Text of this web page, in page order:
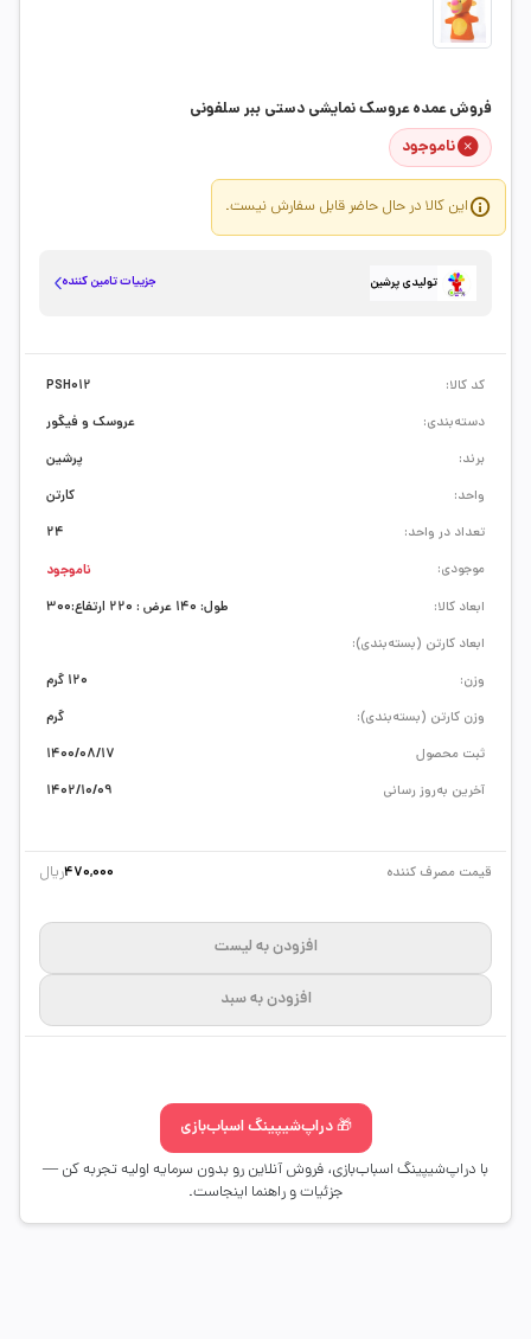
فروش عمده عروسک نمایشی دستی ببر سلفونی
ناموجود
این کالا در حال حاضر قابل سفارش نیست.
تولیدی پرشین جزییات تامین کننده
ابعاد کالا:
طول: 140 عرض : 220 ارتفاع:300
ابعاد کارتن (بسته‌بندی):
وزن:
120 گرم
وزن کارتن (بسته‌بندی):
گرم
ثبت محصول
1400/08/17
آخرین به‌روز رسانی
1402/10/09
کد کالا:
PSH012
دسته‌بندی:
عروسک و فیگور
برند:
پرشین
واحد:
کارتن
تعداد در واحد:
24
موجودی:
ناموجود
قیمت مصرف کننده 470,000ریال
افزودن به لیست
افزودن به سبد
🎁 دراپ‌شیپینگ اسباب‌بازی
با دراپ‌شیپینگ اسباب‌بازی، فروش آنلاین رو بدون سرمایه اولیه تجربه کن —
جزئیات و راهنما اینجاست.